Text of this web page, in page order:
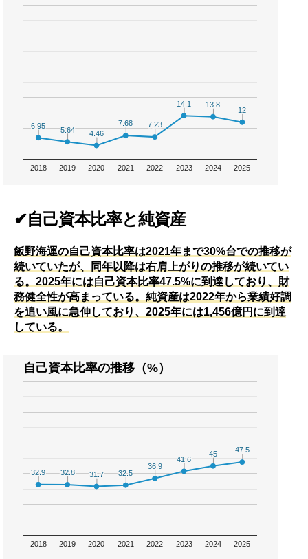
2018 2019 2020 2021 2022 2023 2024 2025
6.95
6.95 5.64
5.64 4.46
4.46
7.68
7.68 7.23
7.23
14.1
14.1 13.8
13.8
12
12
✔自己資本比率と純資産
飯野海運の自己資本比率は2021年まで30%台での推移が
続いていたが、同年以降は右肩上がりの推移が続いてい
る。2025年には自己資本比率47.5%に到達しており、財
務健全性が高まっている。純資産は2022年から業績好調
を追い風に急伸しており、2025年には1,456億円に到達
している。
自己資本比率の推移（%）
2018 2019 2020 2021 2022 2023 2024 2025
32.9
32.9 32.8
32.8 31.7
31.7 32.5
32.5
36.9
36.9
41.6
41.6
45
45 47.5
47.5